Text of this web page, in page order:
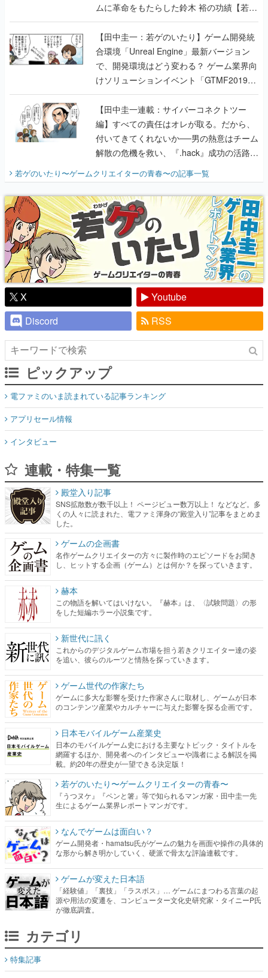
ムに革命をもたらした鈴木 裕の功績【若ゲ
のいたり】
【田中圭一：若ゲのいたり】ゲーム開発統
合環境「Unreal Engine」最新バージョン
で、開発環境はどう変わる？ ゲーム業界向
けソリューションイベント「GTMF2019」
に行って、より理解を深めよう【PR】
【田中圭一連載：サイバーコネクトツー
編】すべての責任はオレが取る。だから、
付いてきてくれないか──男の熱意はチーム
解散の危機を救い、『.hack』成功の活路を
『少年ジャンプ』色だった【若ゲのいた
り】
若ゲのいたり〜ゲームクリエイターの青春〜の記事一覧
X
Youtube
Discord
RSS
ピックアップ
電ファミのいま読まれている記事ランキング
アプリセール情報
インタビュー
連載・特集一覧
殿堂入り記事
SNS拡散数が数千以上！ ページビュー数万以上！ などなど。多
くの人々に読まれた、電ファミ渾身の“殿堂入り”記事をまとめま
した。
ゲームの企画書
名作ゲームクリエイターの方々に製作時のエピソードをお聞き
し、ヒットする企画（ゲーム）とは何か？を探っていきます。
赫本
この物語を解いてはいけない。『赫本』は、〈試験問題〉の形
をした短編ホラー小説集です。
新世代に訊く
これからのデジタルゲーム市場を担う若きクリエイター達の姿
を追い、彼らのルーツと情熱を探っていきます。
ゲーム世代の作家たち
ゲームに多大な影響を受けた作家さんに取材し、ゲームが日本
のコンテンツ産業やカルチャーに与えた影響を探る企画です。
日本モバイルゲーム産業史
日本のモバイルゲーム史における主要なトピック・タイトルを
網羅するほか、開発者へのインタビューや識者による解説を掲
載。約20年の歴史が一望できる決定版！
若ゲのいたり〜ゲームクリエイターの青春〜
『うつヌケ』『ペンと箸』等で知られるマンガ家・田中圭一先
生によるゲーム業界レポートマンガです。
なんでゲームは面白い？
ゲーム開発者・hamatsu氏がゲームの魅力を画面や操作の具体的
な形から解き明かしていく、硬派で骨太な評論連載です。
ゲームが変えた日本語
「経験値」「裏技」「ラスボス」… ゲームにまつわる言葉の起
源や用法の変遷を、コンピューター文化史研究家・タイニーP氏
が徹底調査。
カテゴリ
特集記事